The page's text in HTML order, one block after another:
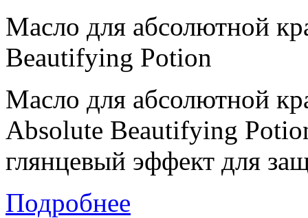
Масло для абсолютной
Beautifying Potion
Масло для абсолютной
Absolute Beautifying
глянцевый эффект для
Подробнее